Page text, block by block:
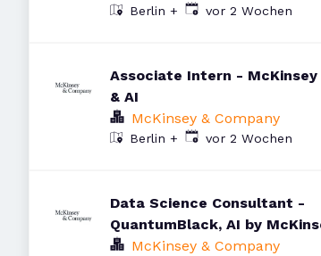
Berlin + Veröffentlicht:
vor 2 Wochen
Associate Intern - McKinsey
& AI
McKinsey & Company
Berlin + Veröffentlicht:
vor 2 Wochen
Data Science Consultant -
QuantumBlack, AI by
McKinsey & Company